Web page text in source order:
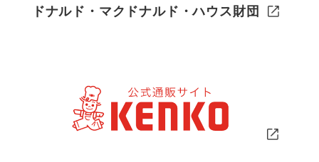
ドナルド・マクドナルド・ハウス財団